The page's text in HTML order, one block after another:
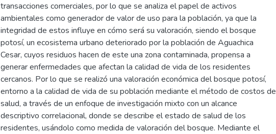
transacciones comerciales, por lo que se analiza el papel de activos
ambientales como generador de valor de uso para la población, ya que la
integridad de estos influye en cómo será su valoración, siendo el bosque
potosí, un ecosistema urbano deteriorado por la población de Aguachica
Cesar, cuyos residuos hacen de este una zona contaminada, propensa a
generar enfermedades que afectan la calidad de vida de los residentes
cercanos. Por lo que se realizó una valoración económica del bosque potosí,
entorno a la calidad de vida de su población mediante el método de costos de
salud, a través de un enfoque de investigación mixto con un alcance
descriptivo correlacional, donde se describe el estado de salud de los
residentes, usándolo como medida de valoración del bosque. Mediante el